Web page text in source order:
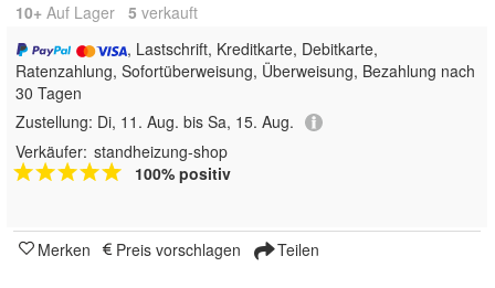
10+ Auf Lager 5 verkauft
, Lastschrift, Kreditkarte, Debitkarte,
Ratenzahlung, Sofortüberweisung, Überweisung, Bezahlung nach
30 Tagen
Zustellung: Di, 11. Aug. bis Sa, 15. Aug.
Verkäufer: standheizung-shop
100% positiv
Merken Preis vorschlagen Teilen